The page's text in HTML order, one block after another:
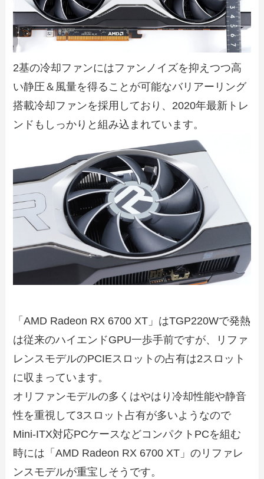
2基の冷却ファンにはファンノイズを抑えつつ高
い静圧＆風量を得ることが可能なバリアーリング
搭載冷却ファンを採用しており、2020年最新トレ
ンドもしっかりと組み込まれています。
「AMD Radeon RX 6700 XT」はTGP220Wで発熱
は従来のハイエンドGPU一歩手前ですが、リファ
レンスモデルのPCIEスロットの占有は2スロット
に収まっています。
オリファンモデルの多くはやはり冷却性能や静音
性を重視して3スロット占有が多いようなので
Mini-ITX対応PCケースなどコンパクトPCを組む
時には「AMD Radeon RX 6700 XT」のリファレ
ンスモデルが重宝しそうです。